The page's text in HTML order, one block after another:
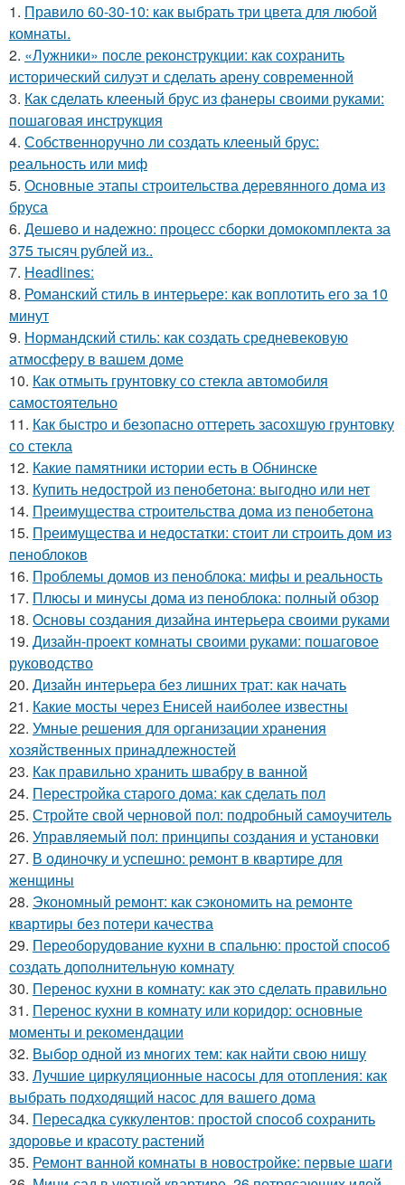
1. Правило 60-30-10: как выбрать три цвета для любой
комнаты.
2. «Лужники» после реконструкции: как сохранить
исторический силуэт и сделать арену современной
3. Как сделать клееный брус из фанеры своими руками:
пошаговая инструкция
4. Собственноручно ли создать клееный брус:
реальность или миф
5. Основные этапы строительства деревянного дома из
бруса
6. Дешево и надежно: процесс сборки домокомплекта за
375 тысяч рублей из..
7. Headlines:
8. Романский стиль в интерьере: как воплотить его за 10
минут
9. Нормандский стиль: как создать средневековую
атмосферу в вашем доме
10. Как отмыть грунтовку со стекла автомобиля
самостоятельно
11. Как быстро и безопасно оттереть засохшую грунтовку
со стекла
12. Какие памятники истории есть в Обнинске
13. Купить недострой из пенобетона: выгодно или нет
14. Преимущества строительства дома из пенобетона
15. Преимущества и недостатки: стоит ли строить дом из
пеноблоков
16. Проблемы домов из пеноблока: мифы и реальность
17. Плюсы и минусы дома из пеноблока: полный обзор
18. Основы создания дизайна интерьера своими руками
19. Дизайн-проект комнаты своими руками: пошаговое
руководство
20. Дизайн интерьера без лишних трат: как начать
21. Какие мосты через Енисей наиболее известны
22. Умные решения для организации хранения
хозяйственных принадлежностей
23. Как правильно хранить швабру в ванной
24. Перестройка старого дома: как сделать пол
25. Стройте свой черновой пол: подробный самоучитель
26. Управляемый пол: принципы создания и установки
27. В одиночку и успешно: ремонт в квартире для
женщины
28. Экономный ремонт: как сэкономить на ремонте
квартиры без потери качества
29. Переоборудование кухни в спальню: простой способ
создать дополнительную комнату
30. Перенос кухни в комнату: как это сделать правильно
31. Перенос кухни в комнату или коридор: основные
моменты и рекомендации
32. Выбор одной из многих тем: как найти свою нишу
33. Лучшие циркуляционные насосы для отопления: как
выбрать подходящий насос для вашего дома
34. Пересадка суккулентов: простой способ сохранить
здоровье и красоту растений
35. Ремонт ванной комнаты в новостройке: первые шаги